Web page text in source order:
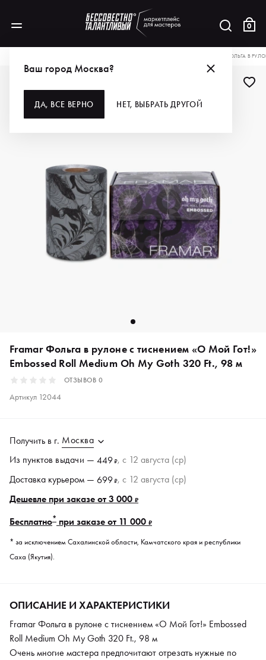
0
Ваш город Москва?
ДА, ВСЕ ВЕРНО НЕТ, ВЫБРАТЬ ДРУГОЙ
FRAMAR ФОЛЬГА В
Framar Фольга в рулоне с тиснением «О Мой Гот!»
Embossed Roll Medium Oh My Goth 320 Ft., 98 м
ОТЗЫВОВ 0
Артикул 12044
Получить в г. Москва
Из пунктов выдачи — 449₽, c 12 августа (ср)
Доставка курьером — 699₽, c 12 августа (ср)
Дешевле при заказе от 3 000 ₽
Бесплатно* при заказе от 11 000 ₽
* за исключением Сахалинской области, Камчатского края и республики
Саха (Якутия).
ОПИСАНИЕ И ХАРАКТЕРИСТИКИ
Framar Фольга в рулоне с тиснением «О Мой Гот!» Embossed
Roll Medium Oh My Goth 320 Ft., 98 м
Очень многие мастера предпочитают отрезать нужные по